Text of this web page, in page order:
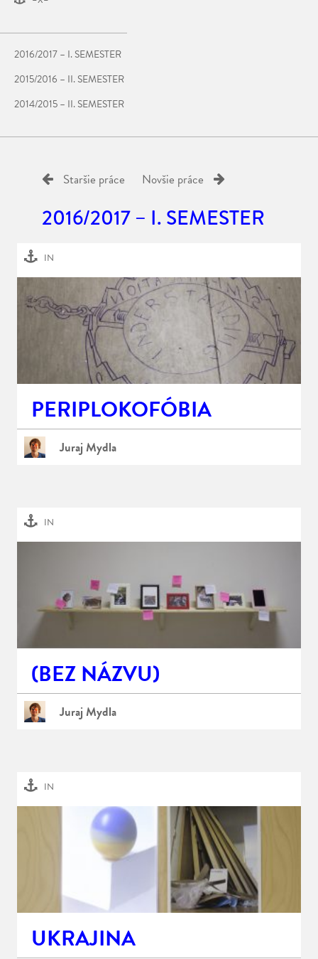
2016/2017 – I. SEMESTER
2015/2016 – II. SEMESTER
2014/2015 – II. SEMESTER
Staršie práce Novšie práce
2016/2017 – I. SEMESTER
IN
PERIPLOKOFÓBIA
Juraj Mydla
IN
(BEZ NÁZVU)
Juraj Mydla
IN
UKRAJINA